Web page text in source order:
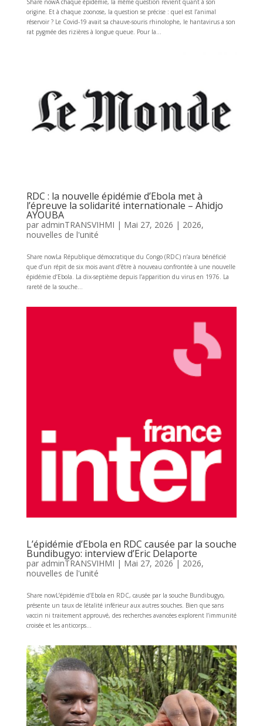
Share nowA chaque épidémie, la même question revient quant à son
origine. Et à chaque zoonose, la question se précise : quel est l’animal
réservoir ? Le Covid-19 avait sa chauve-souris rhinolophe, le hantavirus a son
rat pygmée des rizières à longue queue. Pour la...
RDC : la nouvelle épidémie d’Ebola met à
l’épreuve la solidarité internationale – Ahidjo
AYOUBA
par adminTRANSVIHMI | Mai 27, 2026 | 2026,
nouvelles de l'unité
Share nowLa République démocratique du Congo (RDC) n’aura bénéficié
que d’un répit de six mois avant d’être à nouveau confrontée à une nouvelle
épidémie d’Ebola. La dix-septième depuis l’apparition du virus en 1976. La
rareté de la souche...
L’épidémie d’Ebola en RDC causée par la souche
Bundibugyo: interview d’Eric Delaporte
par adminTRANSVIHMI | Mai 27, 2026 | 2026,
nouvelles de l'unité
Share nowL’épidémie d’Ebola en RDC, causée par la souche Bundibugyo,
présente un taux de létalité inférieur aux autres souches. Bien que sans
vaccin ni traitement approuvé, des recherches avancées explorent l’immunité
croisée et les anticorps...